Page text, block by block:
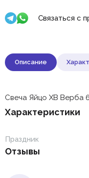
Связаться с
Описание
Свеча Яйцо ХВ Верба
Характеристики
Праздник
Отзывы